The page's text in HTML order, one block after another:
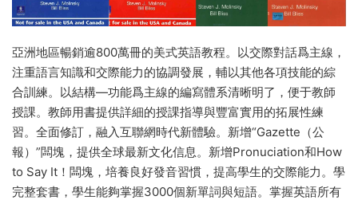
亞洲地區暢銷逾800萬冊的美式英語教程。以交際對話爲主線，
注重語言知識和交際能力的協調發展，輔以其他各項技能的綜
合訓練。以結構—功能爲主線的編寫體系清晰明了，便于教師
授課。教師用書提供詳細的授課指導與豐富實用的拓展性練
習。全面修訂，融入互聯網時代新體驗。新增“Gazette（公
報）”闆塊，提供全球最新文化信息。新增Pronuciation和How
to Say It！闆塊，培養良好發音習慣，提高學生的交際能力。學
完整套書，學生能夠掌握3000個新單詞與短語。掌握英語所有